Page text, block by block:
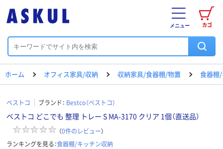
カゴ
メニュー
ホーム オフィス家具/収納 収納家具/食器棚/物置 食器棚
ベストコ ブランド： Bestco（ベストコ）
ベストコ どこでも 整理 トレー S MA-3170 クリア 1個（直送品）
（0件のレビュー）
ランキングを見る：食器棚/キッチン収納